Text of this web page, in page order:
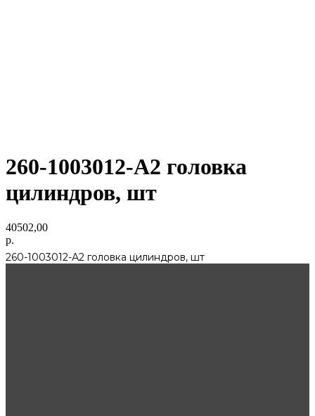
260-1003012-А2 головка
цилиндров, шт
40502,00
р.
260-1003012-А2 головка цилиндров, шт